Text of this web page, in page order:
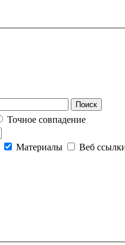
Поиск
Точное совпадение
Материалы
Веб